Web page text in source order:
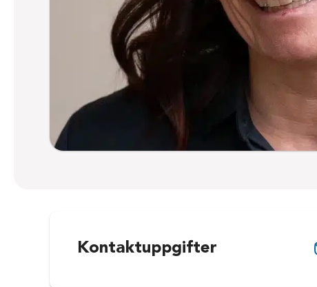
Kontaktuppgifter